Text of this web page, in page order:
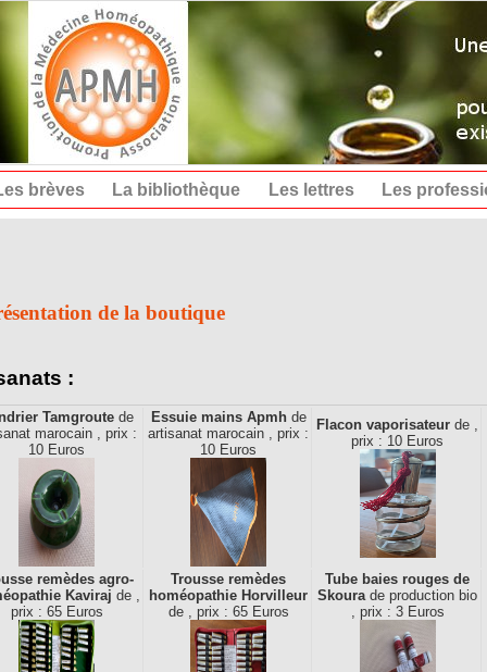
brèves La bibliothèque Les lettres Les
de la boutique
:
Tamgroutede
marocain , prix :
10 Euros
Essuie mains Apmhde
artisanat marocain , prix :
10 Euros
Flacon vaporisateur de ,
prix : 10 Euros
remèdes agro-
Kaviraj de ,
prix : 65 Euros
Trousse remèdes
homéopathie Horvilleur
de , prix : 65 Euros
Tube baies rouges de
Skourade production bio
, prix : 3 Euros